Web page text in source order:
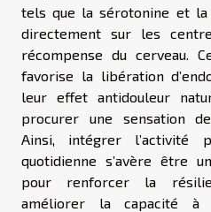
tels que la sérotonine et la
directement sur les
récompense du cerveau.
favorise la libération
leur effet antidouleur
procurer une sensation
Ainsi, intégrer l’activité
quotidienne s’avère être
pour renforcer la
améliorer la capacité